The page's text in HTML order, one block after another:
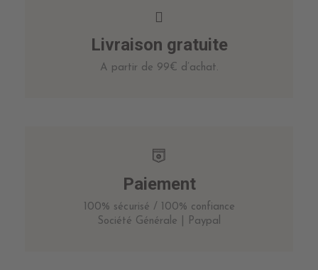
Livraison gratuite
A partir de 99€ d’achat.
Paiement
100% sécurisé / 100% confiance
Société Générale | Paypal